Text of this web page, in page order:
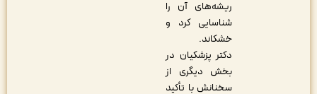
ریشه‌های آن را
شناسایی کرد و
خشکاند.
دکتر پزشکیان در
بخش دیگری از
سخنانش با تأکید